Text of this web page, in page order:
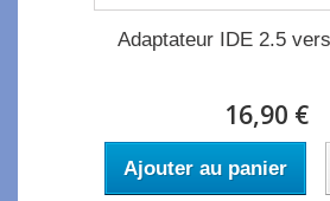
Adaptateur IDE 2.5
16,90 €
Ajouter au panier